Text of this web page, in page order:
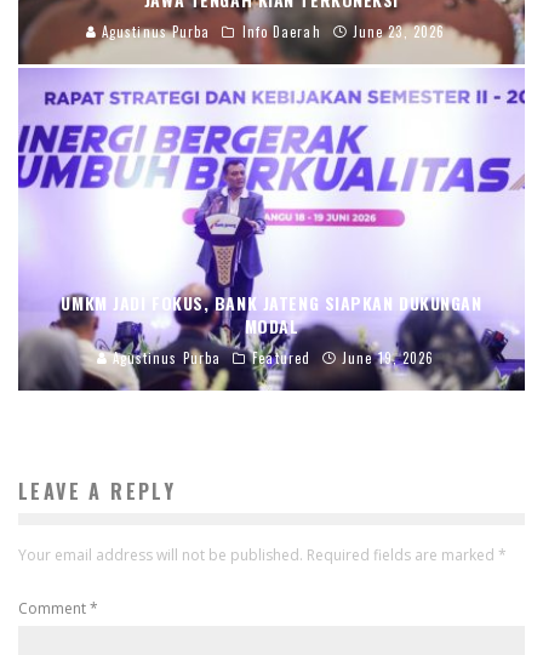
Agustinus Purba Info Daerah June 23, 2026
UMKM JADI FOKUS, BANK JATENG SIAPKAN DUKUNGAN
MODAL
Agustinus Purba Featured June 19, 2026
LEAVE A REPLY
Your email address will not be published. Required fields are marked *
Comment*